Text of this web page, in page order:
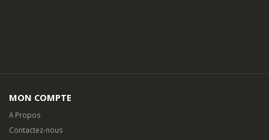
MON COMPTE
A Propos
Contactez-nous